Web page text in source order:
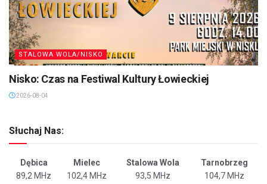
STALOWA WOLA/NISKO
Nisko: Czas na Festiwal Kultury Łowieckiej
2026-08-04
Słuchaj Nas:
Dębica Mielec Stalowa Wola
Tarnobrzeg
89,2 MHz
102,4 MHz 93,5 MHz 104,7 MHz